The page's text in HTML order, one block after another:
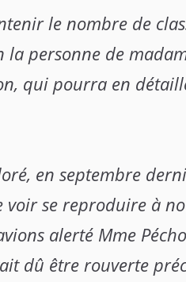
le nombre de
personne de
qui pourra en
en septembre
se reproduire à
alerté Mme
dû être rouverte